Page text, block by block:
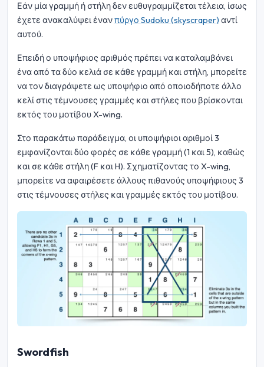
Εάν μία γραμμή ή στήλη δεν ευθυγραμμίζεται τέλεια, ίσως
έχετε ανακαλύψει ένανπύργο Sudoku (skyscraper) αντί
αυτού.
Επειδή ο υποψήφιος αριθμός πρέπει να καταλαμβάνει
ένα από τα δύο κελιά σε κάθε γραμμή και στήλη, μπορείτε
να τον διαγράψετε ως υποψήφιο από οποιοδήποτε άλλο
κελί στις τέμνουσες γραμμές και στήλες που βρίσκονται
εκτός του μοτίβου X-wing.
Στο παρακάτω παράδειγμα, οι υποψήφιοι αριθμοί 3
εμφανίζονται δύο φορές σε κάθε γραμμή (1 και 5), καθώς
και σε κάθε στήλη (F και H). Σχηματίζοντας το X-wing,
μπορείτε να αφαιρέσετε άλλους πιθανούς υποψήφιους 3
στις τέμνουσες στήλες και γραμμές εκτός του μοτίβου.
Swordfish